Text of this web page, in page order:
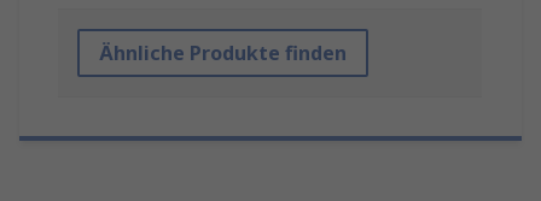
Ähnliche Produkte finden